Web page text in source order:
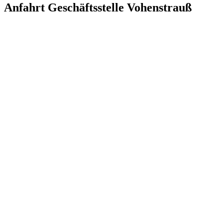
Anfahrt Geschäftsstelle Vohenstrauß